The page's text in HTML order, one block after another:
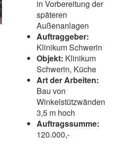
in Vorbereitung der
späteren
Außenanlagen
Auftraggeber:
Klinikum Schwerin
Objekt: Klinikum
Schwerin, Küche
Art der Arbeiten:
Bau von
Winkelstützwänden
3,5 m hoch
Auftragssumme:
120.000,-